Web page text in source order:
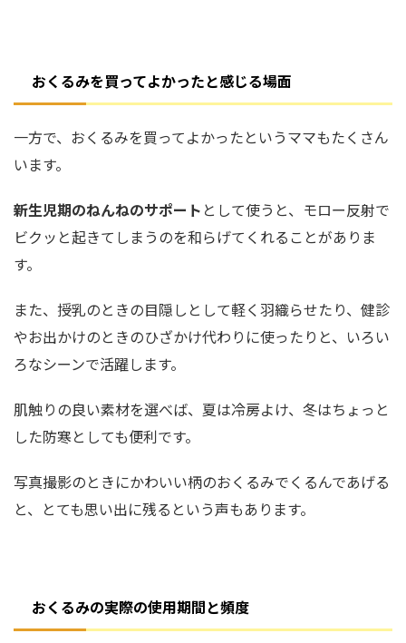
おくるみを買ってよかったと感じる場面
一方で、おくるみを買ってよかったというママもたくさん
います。
新生児期のねんねのサポート として使うと、モロー反射で
ビクッと起きてしまうのを和らげてくれることがありま
す。
また、授乳のときの目隠しとして軽く羽織らせたり、健診
やお出かけのときのひざかけ代わりに使ったりと、いろい
ろなシーンで活躍します。
肌触りの良い素材を選べば、夏は冷房よけ、冬はちょっと
した防寒としても便利です。
写真撮影のときにかわいい柄のおくるみでくるんであげる
と、とても思い出に残るという声もあります。
おくるみの実際の使用期間と頻度